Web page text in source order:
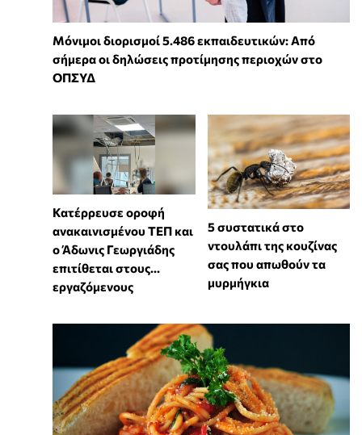
Μόνιμοι διορισμοί 5.486 εκπαιδευτικών: Από
σήμερα οι δηλώσεις προτίμησης περιοχών στο
ΟΠΣΥΔ
Κατέρρευσε οροφή
ανακαινισμένου ΤΕΠ και
ο Άδωνις Γεωργιάδης
επιτίθεται στους...
εργαζόμενους
⁠5 συστατικά στο
ντουλάπι της κουζίνας
σας που απωθούν τα
μυρμήγκια